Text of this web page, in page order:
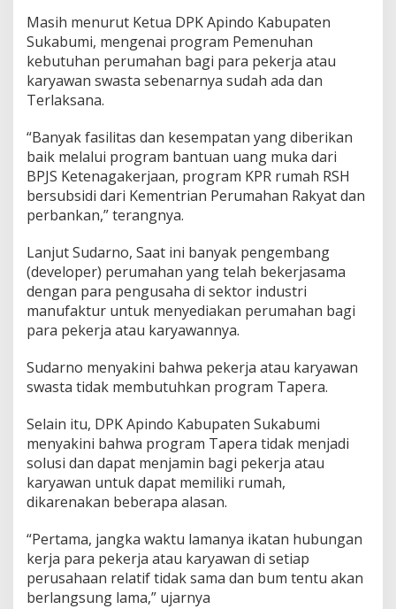
n
a
p
e
Masih menurut Ketua DPK Apindo Kabupaten
Sukabumi, mengenai program Pemenuhan
kebutuhan perumahan bagi para pekerja atau
karyawan swasta sebenarnya sudah ada dan
Terlaksana.
“Banyak fasilitas dan kesempatan yang diberikan
baik melalui program bantuan uang muka dari
BPJS Ketenagakerjaan, program KPR rumah RSH
bersubsidi dari Kementrian Perumahan Rakyat dan
perbankan,” terangnya.
Lanjut Sudarno, Saat ini banyak pengembang
(developer) perumahan yang telah bekerjasama
dengan para pengusaha di sektor industri
manufaktur untuk menyediakan perumahan bagi
para pekerja atau karyawannya.
Sudarno menyakini bahwa pekerja atau karyawan
swasta tidak membutuhkan program Tapera.
Selain itu, DPK Apindo Kabupaten Sukabumi
menyakini bahwa program Tapera tidak menjadi
solusi dan dapat menjamin bagi pekerja atau
karyawan untuk dapat memiliki rumah,
dikarenakan beberapa alasan.
“Pertama, jangka waktu lamanya ikatan hubungan
kerja para pekerja atau karyawan di setiap
perusahaan relatif tidak sama dan bum tentu akan
berlangsung lama,” ujarnya